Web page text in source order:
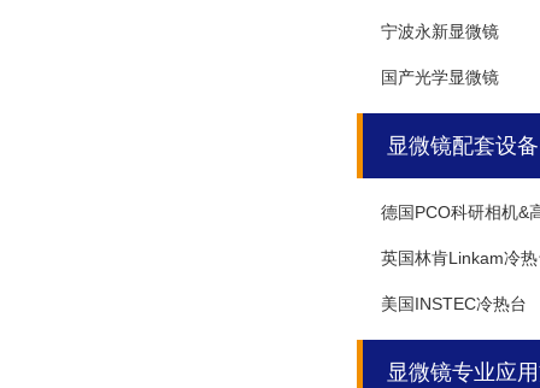
宁波永新显微镜
国产光学显微镜
显微镜配套设备
德国PCO科研相机&
英国林肯Linkam冷
美国INSTEC冷热台
显微镜专业应